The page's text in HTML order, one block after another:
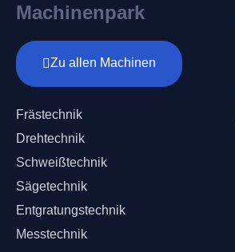
Machinenpark
Zu allen Machinen
Frästechnik
Drehtechnik
Schweißtechnik
Sägetechnik
Entgratungstechnik
Messtechnik